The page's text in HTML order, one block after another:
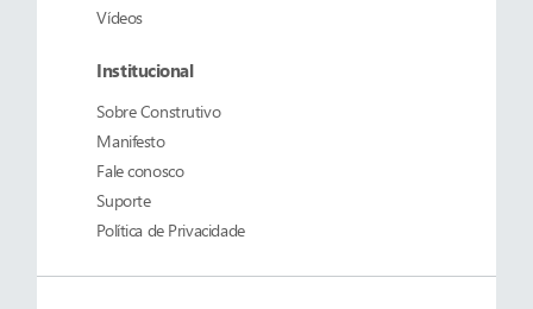
Vídeos
Institucional
SobreConstrutivo
Manifesto
Fale conosco
Suporte
Política de Privacidade